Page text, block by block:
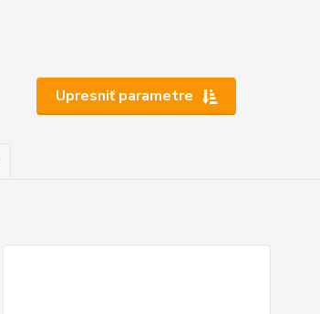
Upresniť parametre